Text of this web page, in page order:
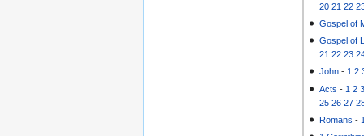
20 21 22
Gospel of
Gospel of
21 22 23
John - 1 2
Acts - 1 2
25 26 27
Romans -